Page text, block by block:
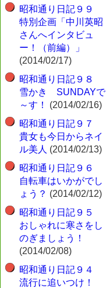
昭和通り日記９９
特別企画「中川英昭
さんへインタビュ
ー！（前編）」
(2014/02/17)
昭和通り日記９８
雪かき SUNDAYで
～す！
(2014/02/16)
昭和通り日記９７
貴女も今日からネイ
ル美人 (2014/02/13)
昭和通り日記９６
自転車はいかがでし
ょう？ (2014/02/12)
昭和通り日記９５
おしゃれに寒さをし
のぎましょう！
(2014/02/08)
昭和通り日記９４
流行に追いつけ！